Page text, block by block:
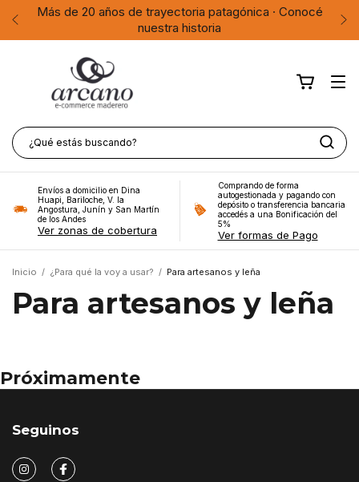
de 20 años de trayectoria patagónica · Conocé
nuestra historia
Envíos a domicilio en Dina
Huapi, Bariloche, V. la
Angostura, Junín y San Martín
de los Andes
Ver zonas de cobertura
Comprando de forma
autogestionada y pagando con
depósito o transferencia bancaria
accedés a una Bonificación del
5%
Ver formas de Pago
Inicio / ¿Para qué la voy a usar? / Para artesanos y leña
Para artesanos y leña
Próximamente
Seguinos